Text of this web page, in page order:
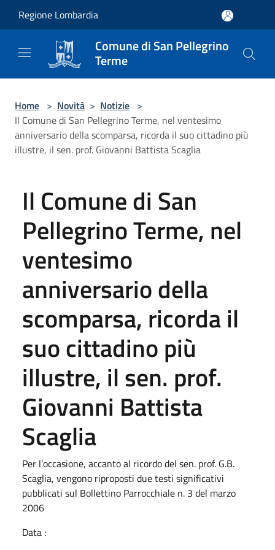
Regione Lombardia
Comune di San Pellegrino
Terme
Home > Novità > Notizie >
Il Comune di San Pellegrino Terme, nel ventesimo
anniversario della scomparsa, ricorda il suo cittadino più
illustre, il sen. prof. Giovanni Battista Scaglia
Il Comune di San
Pellegrino Terme, nel
ventesimo
anniversario della
scomparsa, ricorda il
suo cittadino più
illustre, il sen. prof.
Giovanni Battista
Scaglia
Per l’occasione, accanto al ricordo del sen. prof. G.B.
Scaglia, vengono riproposti due testi significativi
pubblicati sul Bollettino Parrocchiale n. 3 del marzo
2006
Data :